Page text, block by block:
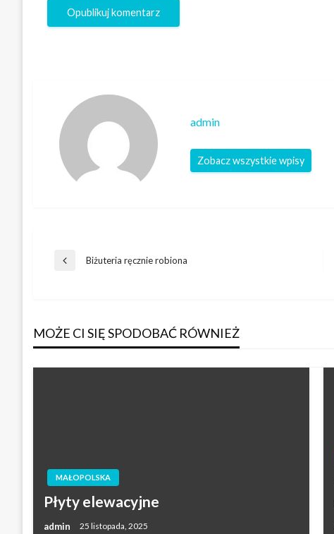
admin
Zobacz wszystkie wpisy
Nawigacja
Poprzedni
Biżuteria ręcznie robiona
MOŻE CI SIĘ SPODOBAĆ RÓWNIEŻ
MAŁOPOLSKA
Płyty elewacyjne
admin 25 listopada, 2025